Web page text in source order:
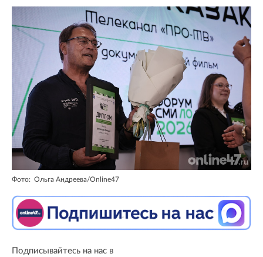
Фото: Ольга Андреева/Online47
Подписывайтесь на нас в